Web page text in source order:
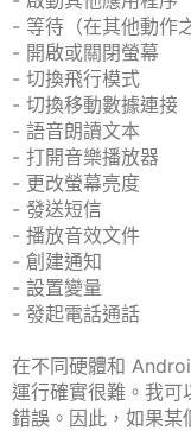
- 等待（在其他動作
- 開啟或關閉螢幕
- 切換飛行模式
- 切換移動數據連接
- 語音朗讀文本
- 打開音樂播放器
- 更改螢幕亮度
- 發送短信
- 播放音效文件
- 創建通知
- 設置變量
- 發起電話通話
在不同硬體和
運行確實很難。我可
錯誤。因此，如果某